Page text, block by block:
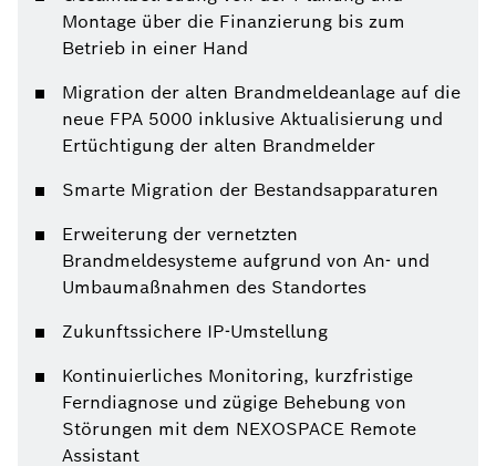
Montage über die Finanzierung bis zum
Betrieb in einer Hand
Migration der alten Brandmeldeanlage auf die
neue FPA 5000 inklusive Aktualisierung und
Ertüchtigung der alten Brandmelder
Smarte Migration der Bestandsapparaturen
Erweiterung der vernetzten
Brandmeldesysteme aufgrund von An- und
Umbaumaßnahmen des Standortes
Zukunftssichere IP-Umstellung
Kontinuierliches Monitoring, kurzfristige
Ferndiagnose und zügige Behebung von
Störungen mit dem NEXOSPACE Remote
Assistant